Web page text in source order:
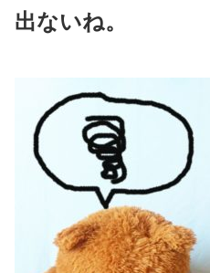
出ないね。